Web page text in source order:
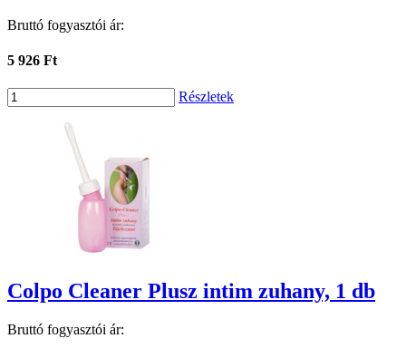
Bruttó fogyasztói ár:
5 926 Ft
Részletek
Colpo Cleaner Plusz intim zuhany, 1 db
Bruttó fogyasztói ár: